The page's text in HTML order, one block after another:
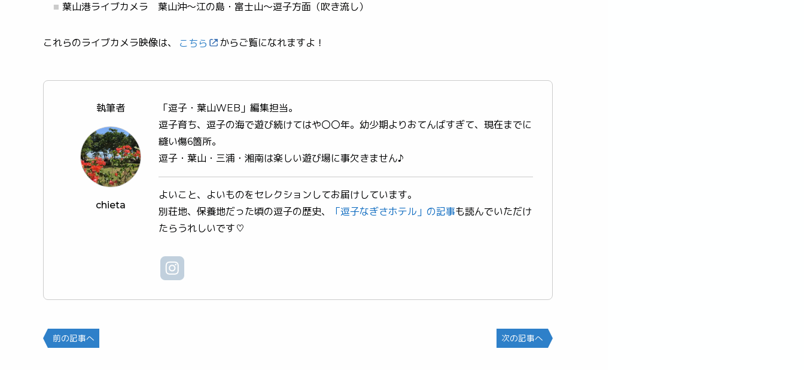
葉山港ライブカメラ 葉山沖～江の島・富士山～逗子方面（吹き流し）
これらのライブカメラ映像は、 こちら からご覧になれますよ！
執筆者
chieta
「逗子・葉山WEB」編集担当。
逗子育ち、逗子の海で遊び続けてはや〇〇年。幼少期よりおてんばすぎて、現在までに
縫い傷6箇所。
逗子・葉山・三浦・湘南は楽しい遊び場に事欠きません♪
よいこと、よいものをセレクションしてお届けしています。
別荘地、保養地だった頃の逗子の歴史、
「逗子なぎさホテル」の記事も読んでいただけ
たらうれしいです♡
前の記事へ 次の記事へ